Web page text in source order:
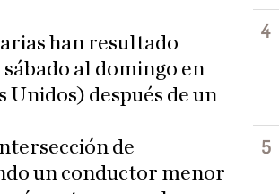
han resultado
al domingo en
después de un
de
un conductor menor